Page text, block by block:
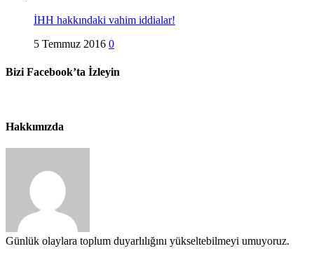
İHH hakkındaki vahim iddialar!
5 Temmuz 2016 0
Bizi Facebook’ta İzleyin
Hakkımızda
Günlük olaylara toplum duyarlılığını yükseltebilmeyi umuyoruz.